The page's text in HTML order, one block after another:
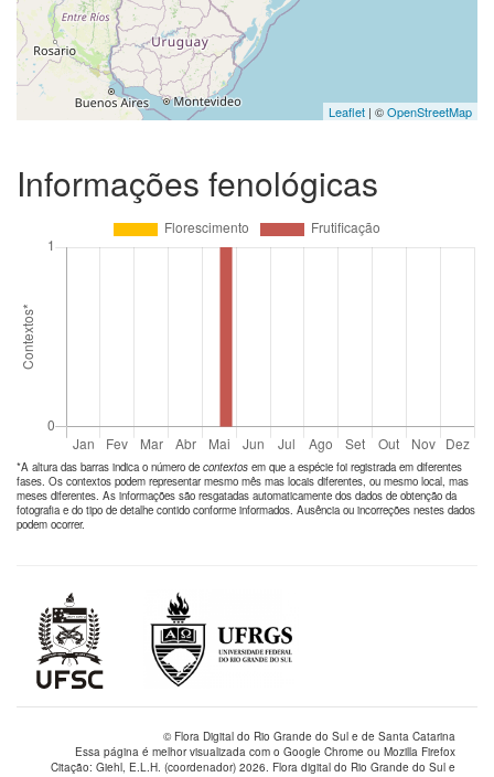
Leaflet | ©OpenStreetMap
Informações fenológicas
*A altura das barras indica o número de contextos em que a espécie foi registrada em diferentes
fases. Os contextos podem representar mesmo mês mas locais diferentes, ou mesmo local, mas
meses diferentes. As informações são resgatadas automaticamente dos dados de obtenção da
fotografia e do tipo de detalhe contido conforme informados. Ausência ou incorreções nestes dados
podem ocorrer.
© Flora Digital do Rio Grande do Sul e de Santa Catarina
Essa página é melhor visualizada com o Google Chrome ou Mozilla Firefox
Citação: Giehl, E.L.H. (coordenador) 2026. Flora digital do Rio Grande do Sul e